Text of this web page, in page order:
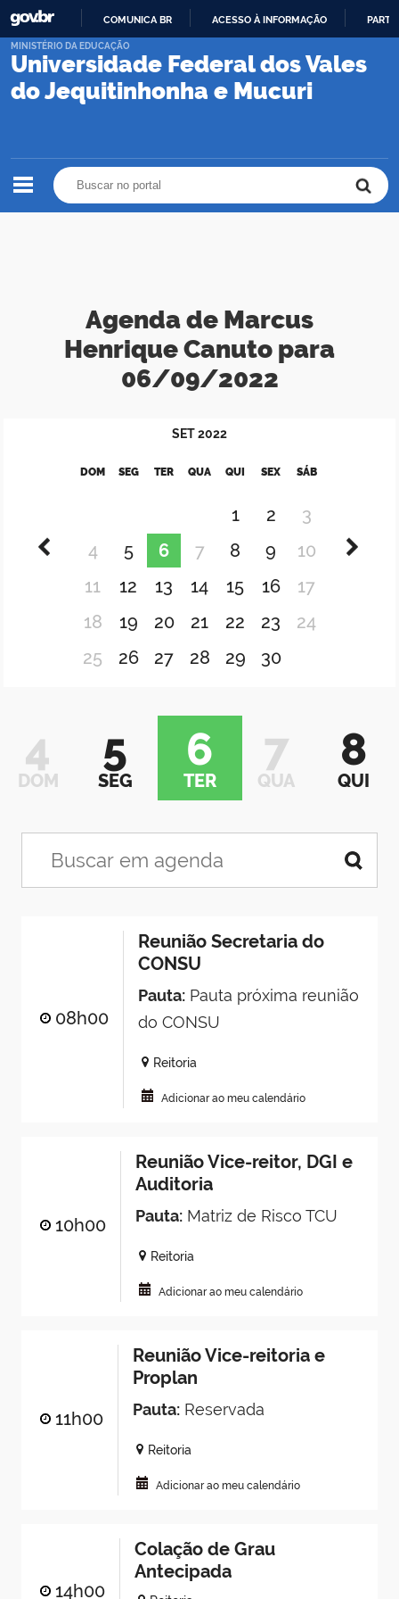
PARA
CONTEÚDO
COMUNICA BR ACESSO À INFORMAÇÃO
Universidade Federal dos Vales
do Jequitinhonha e Mucuri
MINISTÉRIO DA EDUCAÇÃO
Agenda de Marcus
Henrique Canuto para
06/09/2022
SET2022
DOM SEG TER QUA QUI SEX SÁB
1 2
3
4
5 6 7 8 9
10
11
12 13 14 15 16
17
18
19 20 21 22 23
24
25
26 27 28 29 30
4
DOM
5
SEG
6
TER
7
QUA
8
QUI
08h00
Reunião Secretaria do
CONSU
Pauta:Pauta próxima reunião
do CONSU
Reitoria
Adicionar ao meu calendário
10h00
Reunião Vice-reitor, DGI e
Auditoria
Pauta:Matriz de Risco TCU
Reitoria
Adicionar ao meu calendário
11h00
Reunião Vice-reitoria e
Proplan
Pauta:Reservada
Reitoria
Adicionar ao meu calendário
14h00
Colação de Grau
Antecipada